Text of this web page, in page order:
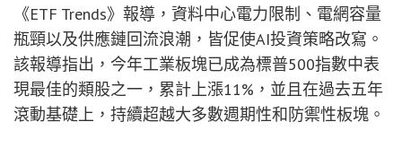
《ETF Trends》報導，資料中心電力限制、電網容量
瓶頸以及供應鏈回流浪潮，皆促使AI投資策略改寫。
該報導指出，今年工業板塊已成為標普500指數中表
現最佳的類股之一，累計上漲11%，並且在過去五年
滾動基礎上，持續超越大多數週期性和防禦性板塊。